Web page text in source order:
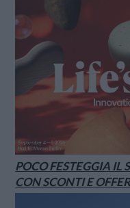
POCO FESTEGGIA
CON SCONTI E